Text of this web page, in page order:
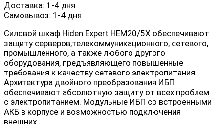
Доставка: 1-4 дня
Самовывоз: 1-4 дня
Силовой шкаф Hiden Expert HEM20/5X обеспечивают
защиту серверов,телекоммуникационного, сетевого,
промышленного, а также любого другого
оборудования, предъявляющего повышенные
требования к качеству сетевого электропитания.
Архитектура двойного преобразования ИБП
обеспечивают абсолютную защиту от всех проблем
с электропитанием. Модульные ИБП со встроенными
АКБ в корпусе и возможностью подключения
внешних.